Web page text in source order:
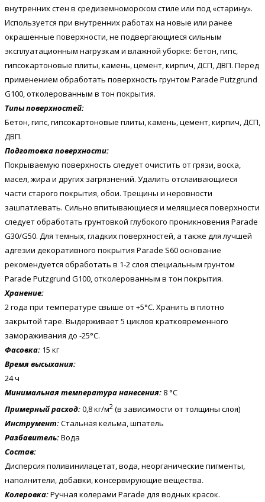
внутренних стен в средиземноморском стиле или под «старину».
Используется при внутренних работах на новые или ранее
окрашенные поверхности, не подвергающиеся сильным
эксплуатационным нагрузкам и влажной уборке: бетон, гипс,
гипсокартоновые плиты, камень, цемент, кирпич, ДСП, ДВП. Перед
применением обработать поверхность грунтом Parade Putzgrund
G100, отколерованным в тон покрытия.
Типы поверхностей:
Бетон, гипс, гипсокартоновые плиты, камень, цемент, кирпич, ДСП,
ДВП.
Подготовка поверхности:
Покрываемую поверхность следует очистить от грязи, воска,
масел, жира и других загрязнений. Удалить отслаивающиеся
части старого покрытия, обои. Трещины и неровности
зашпатлевать. Сильно впитывающиеся и мелящиеся поверхности
следует обработать грунтовкой глубокого проникновения Parade
G30/G50. Для темных, гладких поверхностей, а также для лучшей
адгезии декоративного покрытия Parade S60 основание
рекомендуется обработать в 1-2 слоя специальным грунтом
Parade Putzgrund G100, отколерованным в тон покрытия.
Хранение:
2 года при температуре свыше от +5°С. Хранить в плотно
закрытой таре. Выдерживает 5 циклов кратковременного
замораживания до -25°С.
Фасовка: 15 кг
Время высыхания:
24 ч
Минимальная температура нанесения: 8 °C
Примерный расход:0,8 кг/м2 (в зависимости от толщины слоя)
Инструмент:Стальная кельма, шпатель
Разбавитель:Вода
Состав:
Дисперсия поливинилацетат, вода, неорганические пигменты,
наполнители, добавки, консервирующие вещества.
Колеровка:Ручная колерами Parade для водных красок.